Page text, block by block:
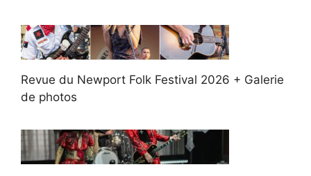
Revue du Newport Folk Festival 2026 + Galerie
de photos